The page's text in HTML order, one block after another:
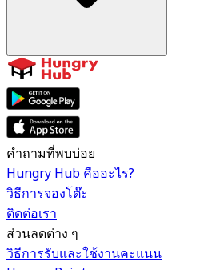
คำถามที่พบบ่อย
Hungry Hub คืออะไร?
วิธีการจองโต๊ะ
ติดต่อเรา
ส่วนลดต่าง ๆ
วิธีการรับและใช้งานคะแนน